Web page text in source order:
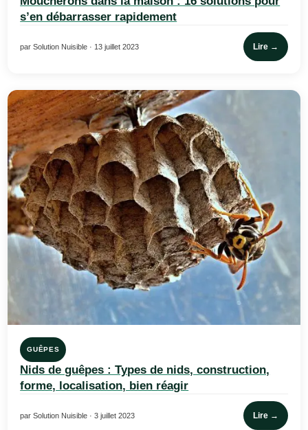
s’en débarrasser rapidement
par Solution Nuisible · 13 juillet 2023 Lire →
GUÊPES
Nids de guêpes : Types de nids, construction,
forme, localisation, bien réagir
par Solution Nuisible · 3 juillet 2023 Lire →